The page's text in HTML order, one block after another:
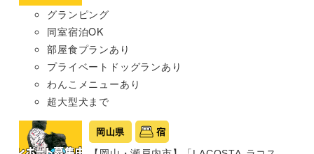
グランピング
同室宿泊OK
部屋食プランあり
プライベートドッグランあり
わんこメニューあり
超大型犬まで
岡山県 宿